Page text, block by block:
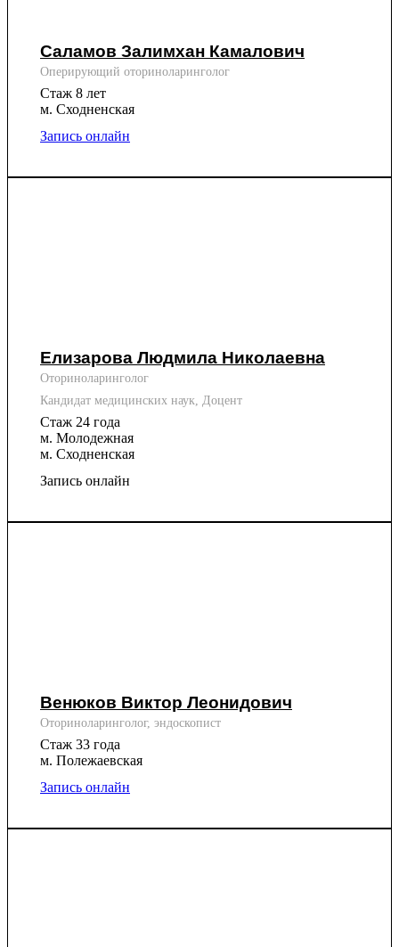
Саламов Залимхан Камалович
Оперирующий оториноларинголог
Стаж 8 лет
м. Сходненская
Запись онлайн
Елизарова Людмила Николаевна
Оториноларинголог
Кандидат медицинских наук, Доцент
Стаж 24 года
м. Молодежная
м. Сходненская
Запись онлайн
Венюков Виктор Леонидович
Оториноларинголог, эндоскопист
Стаж 33 года
м. Полежаевская
Запись онлайн